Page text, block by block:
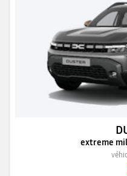
extreme